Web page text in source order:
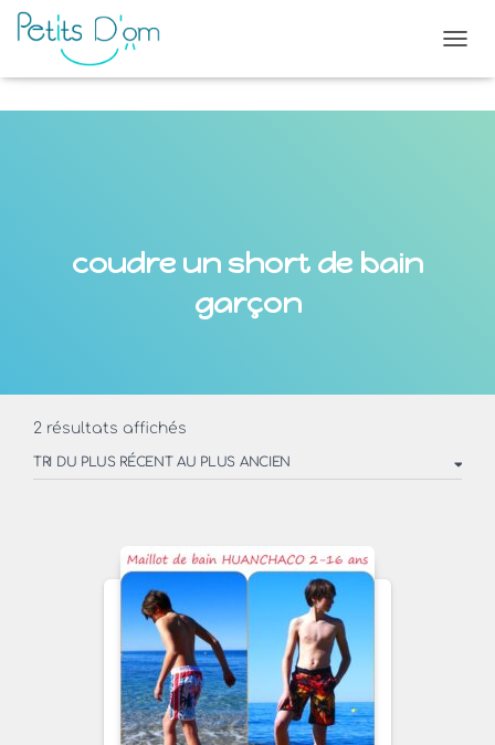
coudre un short de bain
garçon
2 résultats affichés
du
plus
plus
ancien